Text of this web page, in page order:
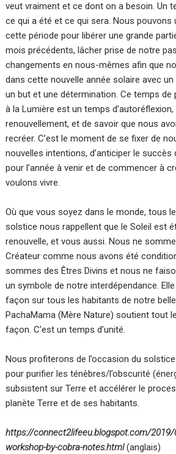
veut vraiment et ce dont on a besoin. Un
ce qui a été et ce qui sera. Nous pouvons
cette période pour libérer une grande
mois précédents, lâcher prise de notre
changements en nous-mêmes afin que
dans cette nouvelle année solaire avec
un but et une détermination. Ce temps de
à la Lumière est un temps
renouvellement, et de savoir que nous
recréer. C’est le moment de se fixer de
nouvelles intentions, d’anticiper le
pour l’année à venir et de commencer à
voulons vivre.
Où que vous soyez dans le monde, tous
solstice nous rappellent que le Soleil est
renouvelle, et vous aussi. Nous ne
Créateur comme nous avons été
sommes des Êtres Divins et nous ne
un symbole de notre interdépendance.
façon sur tous les habitants de notre
PachaMama (Mère Nature) soutient tout
façon. C’est un temps d’unité.
Nous profiterons de l’occasion du
pour purifier les ténèbres/l’obscurité
subsistent sur Terre et accélérer le
planète Terre et de ses habitants.
https://connect2lifeeu.blogspot.com/
workshop-by-cobra-notes.html(anglais)